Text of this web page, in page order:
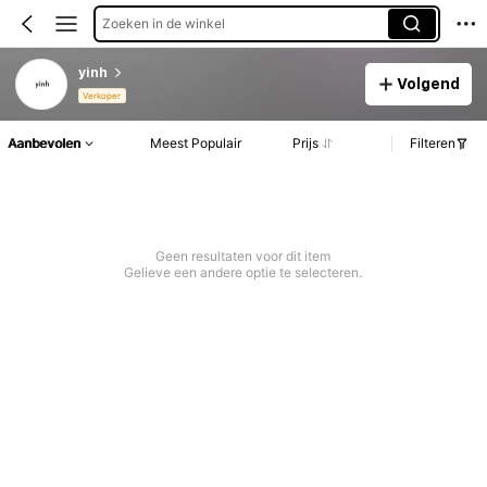
Zoeken in de winkel
yinh
Verkoper
Volgend
Aanbevolen Meest Populair Prijs Filteren
Geen resultaten voor dit item
Gelieve een andere optie te selecteren.